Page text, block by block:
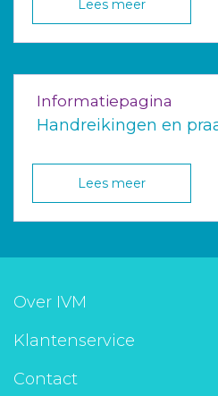
Lees meer
Informatiepagina
Handreikingen en
Lees meer
Over IVM
Klantenservice
Contact